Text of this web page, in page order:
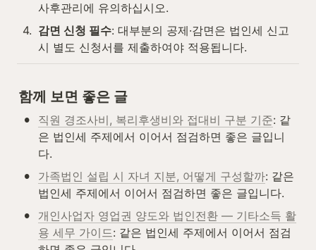
사후관리에 유의하십시오.
4. 감면 신청 필수: 대부분의 공제·감면은 법인세 신고
시 별도 신청서를 제출하여야 적용됩니다.
함께 보면 좋은 글
• 직원 경조사비, 복리후생비와 접대비 구분 기준: 같
은 법인세 주제에서 이어서 점검하면 좋은 글입니
다.
• 가족법인 설립 시 자녀 지분, 어떻게 구성할까: 같은
법인세 주제에서 이어서 점검하면 좋은 글입니다.
•
개인사업자 영업권 양도와 법인전환 — 기타소득 활
용 세무 가이드: 같은 법인세 주제에서 이어서 점검